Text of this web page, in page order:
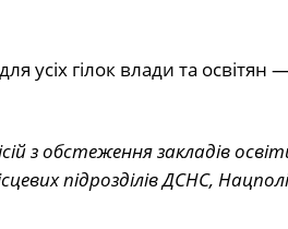
усіх гілок влади та освітян
з обстеження закладів
підрозділів ДСНС,